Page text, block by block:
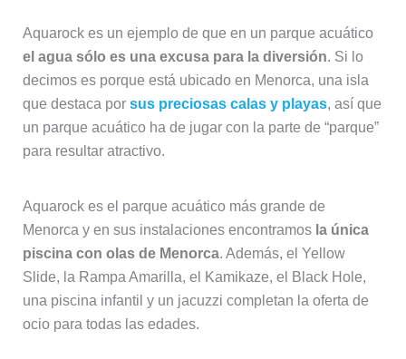
Aquarock es un ejemplo de que en un parque acuático
el agua sólo es una excusa para la diversión. Si lo
decimos es porque está ubicado en Menorca, una isla
que destaca por sus preciosas calas y playas, así que
un parque acuático ha de jugar con la parte de “parque”
para resultar atractivo.
Aquarock es el parque acuático más grande de
Menorca y en sus instalaciones encontramos la única
piscina con olas de Menorca. Además, el Yellow
Slide, la Rampa Amarilla, el Kamikaze, el Black Hole,
una piscina infantil y un jacuzzi completan la oferta de
ocio para todas las edades.